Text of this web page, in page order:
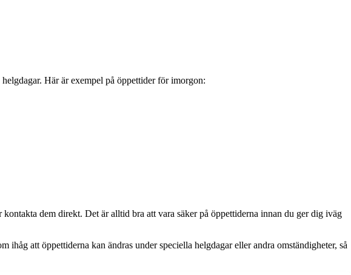
Här är exempel på öppettider för imorgon:
dem direkt. Det är alltid bra att vara säker på öppettiderna innan du ger dig iväg
att öppettiderna kan ändras under speciella helgdagar eller andra omständigheter, så